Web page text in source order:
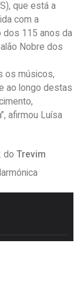
que está a
com a
dos 115 anos da
Nobre dos
os músicos,
ao longo destas
afirmou Luísa
do Trevim